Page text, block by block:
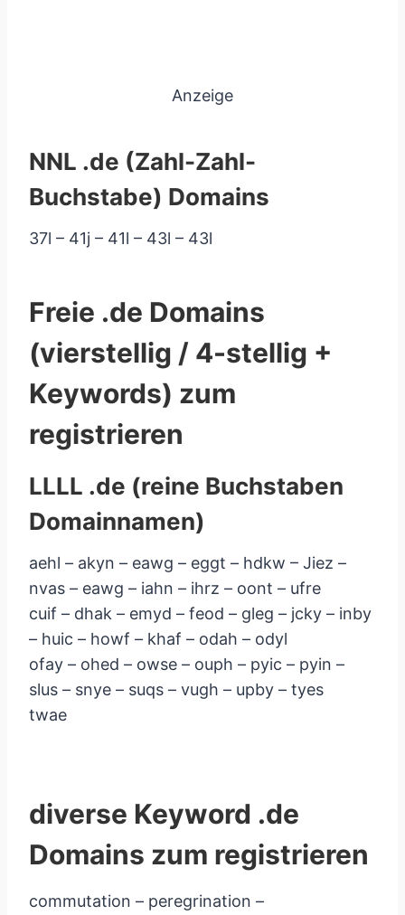
Anzeige
NNL .de (Zahl-Zahl-
Buchstabe) Domains
37l – 41j – 41l – 43l – 43l
Freie .de Domains
(vierstellig / 4-stellig +
Keywords) zum
registrieren
LLLL .de (reine Buchstaben
Domainnamen)
aehl – akyn – eawg – eggt – hdkw – Jiez –
nvas – eawg – iahn – ihrz – oont – ufre
cuif – dhak – emyd – feod – gleg – jcky – inby
– huic – howf – khaf – odah – odyl
ofay – ohed – owse – ouph – pyic – pyin –
slus – snye – suqs – vugh – upby – tyes
twae
diverse Keyword .de
Domains zum registrieren
commutation – peregrination –